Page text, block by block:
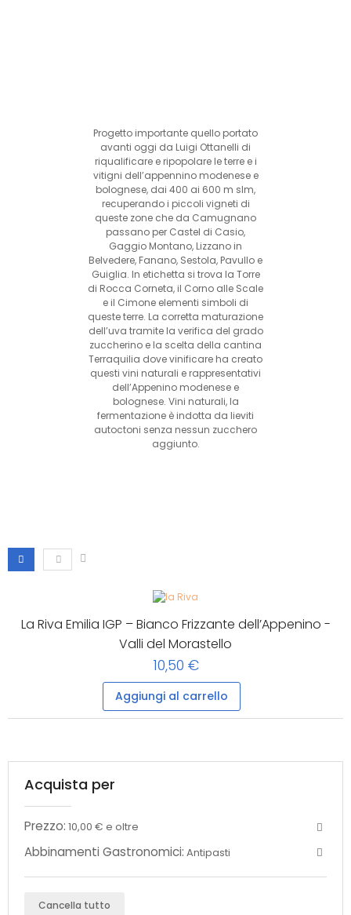
Progetto importante quello portato
avanti oggi da Luigi Ottanelli di
riqualificare e ripopolare le terre e i
vitigni dell’appennino modenese e
bolognese, dai 400 ai 600 m slm,
recuperando i piccoli vigneti di
queste zone che da Camugnano
passano per Castel di Casio,
Gaggio Montano, Lizzano in
Belvedere, Fanano, Sestola, Pavullo e
Guiglia. In etichetta si trova la Torre
di Rocca Corneta, il Corno alle Scale
e il Cimone elementi simboli di
queste terre. La corretta maturazione
dell’uva tramite la verifica del grado
zuccherino e la scelta della cantina
Terraquilia dove vinificare ha creato
questi vini naturali e rappresentativi
dell’Appenino modenese e
bolognese. Vini naturali, la
fermentazione è indotta da lieviti
autoctoni senza nessun zucchero
aggiunto.
La Riva Emilia IGP – Bianco Frizzante dell’Appenino -
Valli del Morastello
10,50 €
Aggiungi al carrello
Acquista per
Prezzo: 10,00 € e oltre
Abbinamenti Gastronomici: Antipasti
Cancella tutto